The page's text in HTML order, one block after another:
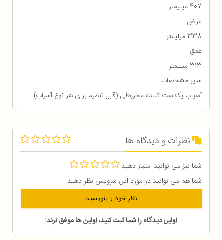
407 میلیمتر
عرض
338 میلیمتر
عمق
313 میلیمتر
سایر مشخصات
آسیاب یکدست کننده مخروطی (قابل تنظیم برای هر نوع آسیاب)
نظرات و دیدگاه ها
شما نیز می توانید امتیاز دهید
شما هم می توانید در مورد این سرویس نظر دهید
نظر خود را بنویسید
اولین دیدگاه را شما ثبت کنید، اولین ها موفق ترند!